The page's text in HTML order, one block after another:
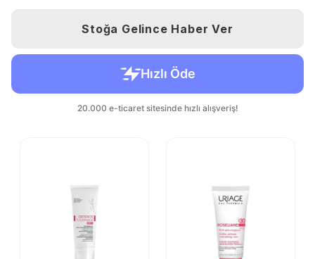
Stoğa Gelince Haber Ver